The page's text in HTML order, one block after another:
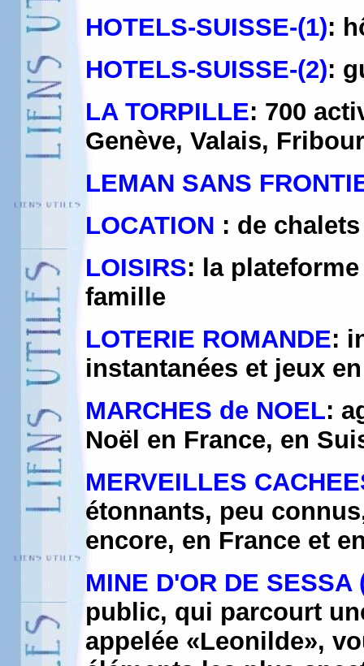
HOTELS-SUISSE-(1):
HOTELS-SUISSE-(2):
LA TORPILLE: 700
Genève, Valais,
LEMAN SANS
LOCATION : de
LOISIRS: la
famille
LOTERIE ROMANDE:
instantanées et jeux
MARCHES de NOEL:
Noël en France, en
MERVEILLES
étonnants, peu
encore, en France et
MINE D'OR DE SESSA
public, qui parcourt
appelée «Leonilde»,